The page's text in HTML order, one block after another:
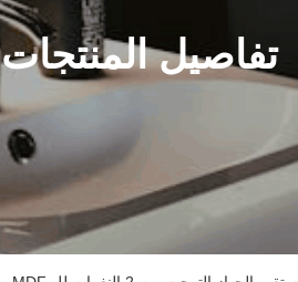
تفاصيل المنتجات